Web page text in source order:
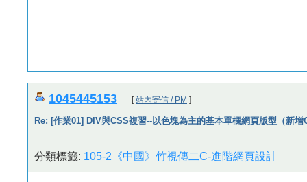
1045445153 [站內寄信 / PM ]
Re: [作業01] DIV與CSS複習--以色塊為主的基本單欄網頁版型（新增
分類標籤: 105-2《中國》竹視傳二C-進階網頁設計